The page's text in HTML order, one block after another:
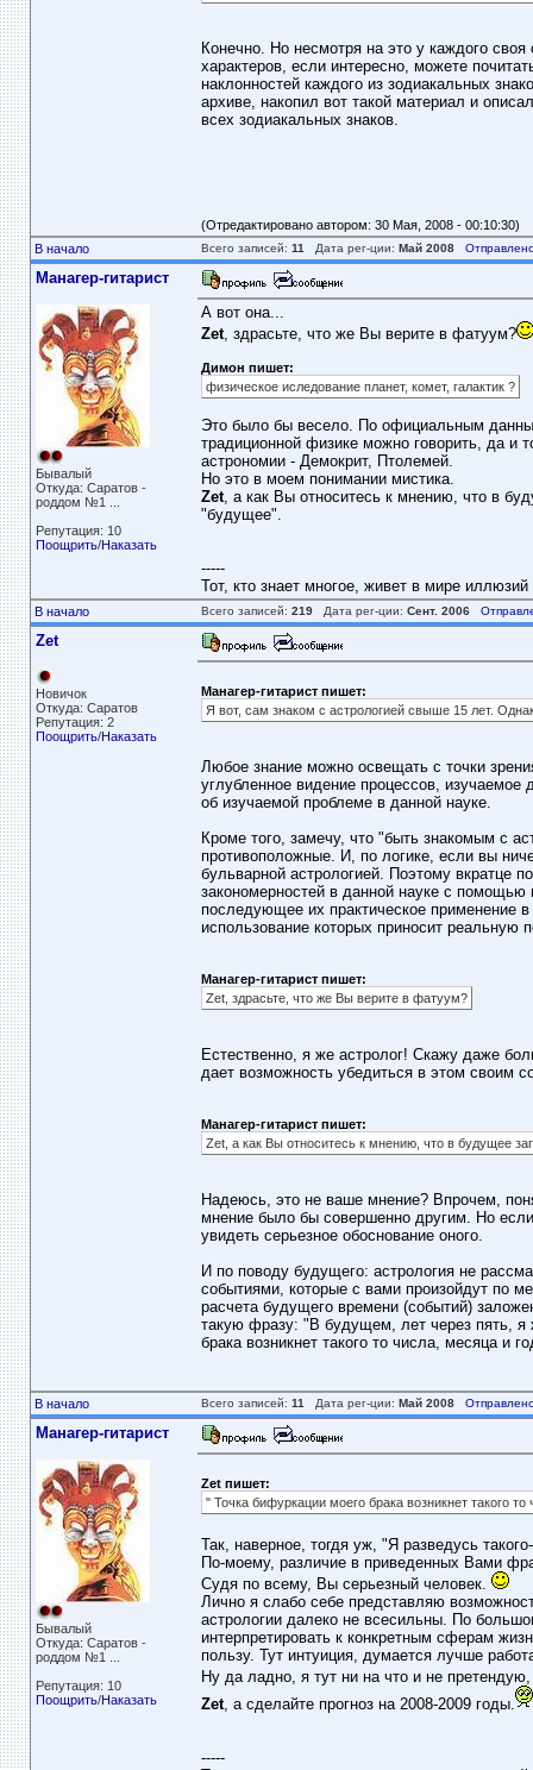
Конечно. Но несмотря на это у каждого
характеров, если интересно, можете
наклонностей каждого из зодиакальных
архиве, накопил вот такой материал и
всех зодиакальных знаков.
(Отредактировано автором: 30 Мая, 2008 - 00:10:30)
В начало
Всего записей: 11 Дата рег-ции: Май 2008
Манагер-гитарист
Бывалый
Откуда: Саратов -
роддом №1 ...
Репутация: 10
Поощрить/Наказать
А вот она...
Zet, здрасьте, что же Вы верите в фатуум?
Димон пишет:
физическое иследование планет, комет, галактик ?
Это было бы весело. По официальным
традиционной физике можно говорить, да и
астрономии - Демокрит, Птолемей.
Но это в моем понимании мистика.
Zet, а как Вы относитесь к мнению, что в
"будущее".
-----
Тот, кто знает многое, живет в мире
В начало Всего записей: 219Дата рег-ции: Сент. 2006
Zet
Новичок
Откуда: Саратов
Репутация: 2
Поощрить/Наказать
Манагер-гитарист пишет:
Я вот, сам знаком с астрологией свыше 15 лет.
Любое знание можно освещать с точки
углубленное видение процессов, изучаемое
об изучаемой проблеме в данной науке.
Кроме того, замечу, что "быть знакомым с
противоположные. И, по логике, если вы
бульварной астрологией. Поэтому вкратце
закономерностей в данной науке с
последующее их практическое применение
использование которых приносит реальную
Манагер-гитарист пишет:
Zet, здрасьте, что же Вы верите в фатуум?
Естественно, я же астролог! Скажу даже
дает возможность убедиться в этом своим
Манагер-гитарист пишет:
Zet, а как Вы относитесь к мнению, что в будущее
Надеюсь, это не ваше мнение? Впрочем,
мнение было бы совершенно другим. Но
увидеть серьезное обоснование оного.
И по поводу будущего: астрология не
событиями, которые с вами произойдут по
расчета будущего времени (событий)
такую фразу: "В будущем, лет через пять, я
брака возникнет такого то числа, месяца и
В начало Всего записей: 11 Дата рег-ции: Май 2008
Манагер-гитарист
Бывалый
Откуда: Саратов -
роддом №1 ...
Репутация: 10
Поощрить/Наказать
Zet пишет:
" Точка бифуркации моего брака возникнет такого
Так, наверное, тогдя уж, "Я разведусь
По-моему, различие в приведенных Вами
Судя по всему, Вы серьезный человек.
Лично я слабо себе представляю
астрологии далеко не всесильны. По
интерпретировать к конкретным сферам
пользу. Тут интуиция, думается лучше
Ну да ладно, я тут ни на что и не
Zet, а сделайте прогноз на 2008-2009 годы.
-----